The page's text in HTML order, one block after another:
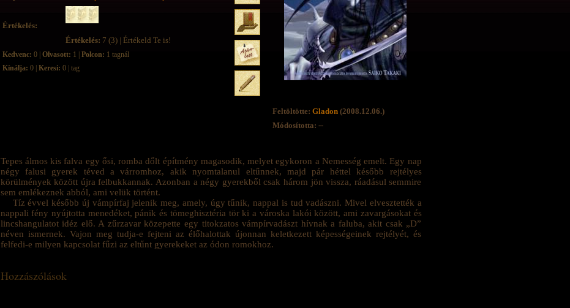
Feltöltötte: Gladon(2008.12.06.)
Módosította: --
Értékelés:
Értékelés: 7 (3) | Értékeld Te is!
Kedvenc: 0 | Olvasott: 1 | Polcon: 1 tagnál
Kínálja: 0 | Keresi: 0 | tag
Tepes álmos kis falva egy ősi, romba dőlt építmény magasodik, melyet egykoron a Nemesség emelt. Egy nap
négy falusi gyerek téved a várromhoz, akik nyomtalanul eltűnnek, majd pár héttel később rejtélyes
körülmények között újra felbukkannak. Azonban a négy gyerekből csak három jön vissza, ráadásul semmire
sem emlékeznek abból, ami velük történt.
Tíz évvel később új vámpírfaj jelenik meg, amely, úgy tűnik, nappal is tud vadászni. Mivel elvesztették a
nappali fény nyújtotta menedéket, pánik és tömeghisztéria tör ki a városka lakói között, ami zavargásokat és
lincshangulatot idéz elő. A zűrzavar közepette egy titokzatos vámpírvadászt hívnak a faluba, akit csak „D”
néven ismernek. Vajon meg tudja-e fejteni az élőhalottak újonnan keletkezett képességeinek rejtélyét, és
felfedi-e milyen kapcsolat fűzi az eltűnt gyerekeket az ódon romokhoz.
Hozzászólások